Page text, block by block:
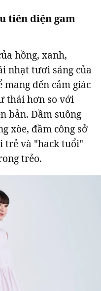
tiên diện gam
hồng, xanh,
nhạt tươi sáng của
đến cảm giác
thái hơn so với
bản. Đầm suông
xòe, đầm công sở
trẻ và "hack tuổi"
trẻo.